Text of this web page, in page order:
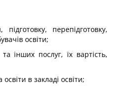
перепідготовку,
освіти;
та інших послуг, їх вартість,
в закладі освіти;